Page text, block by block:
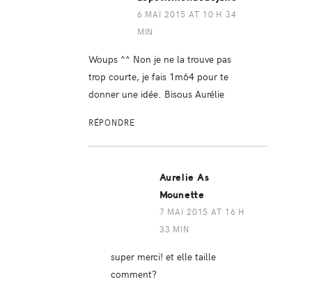
6 MAI 2015 AT 10 H 34
MIN
Woups ^^ Non je ne la trouve pas
trop courte, je fais 1m64 pour te
donner une idée. Bisous Aurélie
RÉPONDRE
Aurelie As
Mounette
7 MAI 2015 AT 16 H
33 MIN
super merci! et elle taille
comment?